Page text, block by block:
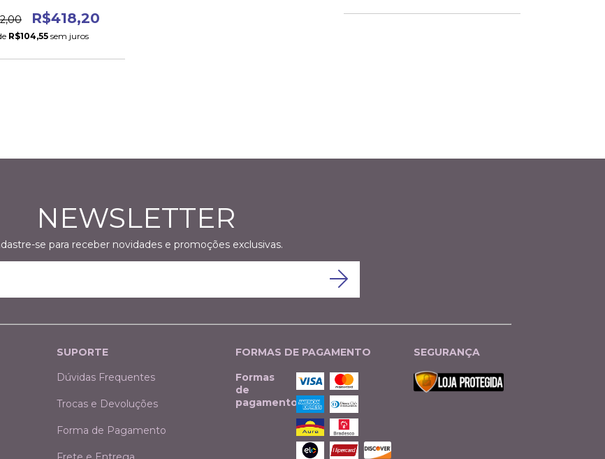
R$418,20
R$104,55 sem juros
NEWSLETTER
se para receber novidades e promoções exclusivas.
SUPORTE
Dúvidas Frequentes
Trocas e Devoluções
Forma de Pagamento
FORMAS DE PAGAMENTO
Formas
de
pagamento
SEGURANÇA